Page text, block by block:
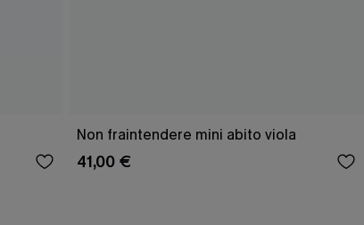
Non fraintendere mini abito viola
41,00 €